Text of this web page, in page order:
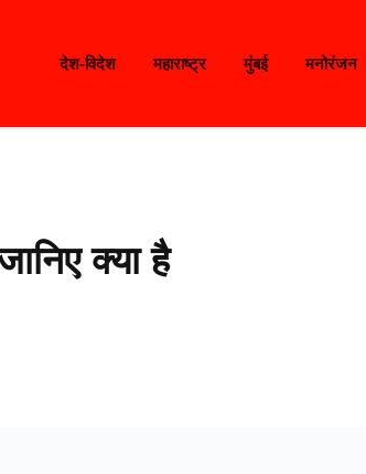
देश-विदेश महाराष्ट्र मुंबई मनोरंजन
क्या है